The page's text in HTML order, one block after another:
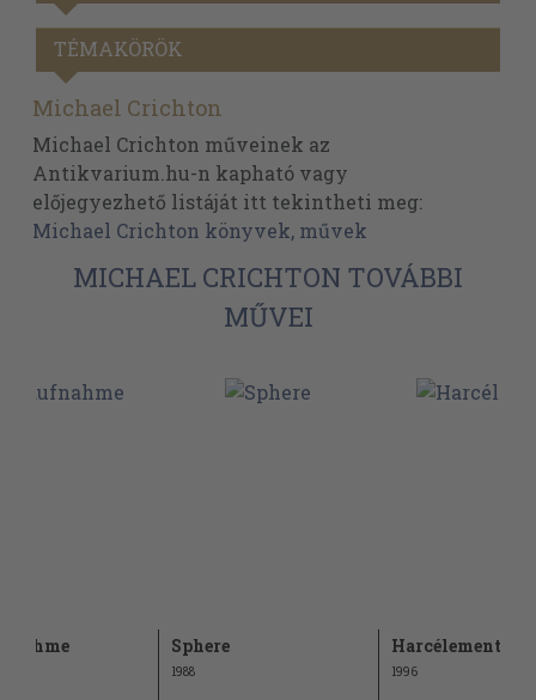
TÉMAKÖRÖK
Michael Crichton
Michael Crichton műveinek az
Antikvarium.hu-n kapható vagy
előjegyezhető listáját itt tekintheti meg:
Michael Crichton könyvek, művek
MICHAEL CRICHTON TOVÁBBI
MŰVEI
Sphere
1988
Harcélement
1996